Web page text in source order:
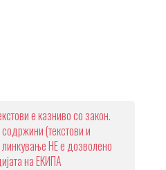
е казниво со закон.
(текстови и
НЕ е дозволено
на ЕКИПА